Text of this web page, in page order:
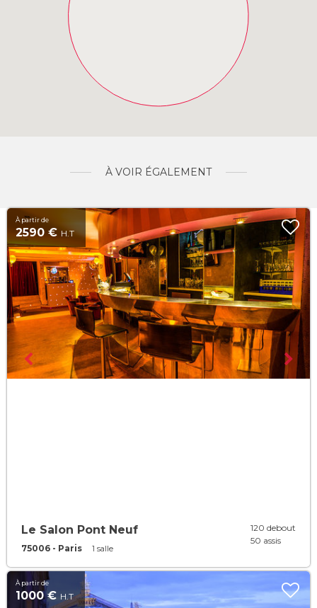
À VOIR ÉGALEMENT
À partir de
2590 € H.T
Le Salon Pont Neuf
75006 - Paris 1 salle
120 debout
50 assis
À partir de
1000 € H.T